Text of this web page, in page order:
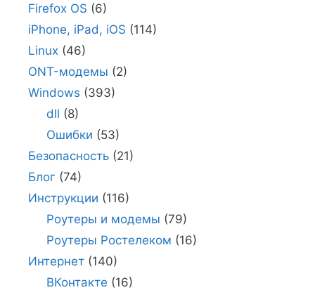
Firefox OS (6)
iPhone, iPad, iOS (114)
Linux (46)
ONT-модемы (2)
Windows (393)
dll (8)
Ошибки (53)
Безопасность (21)
Блог (74)
Инструкции (116)
Роутеры и модемы (79)
Роутеры Ростелеком (16)
Интернет (140)
ВКонтакте (16)